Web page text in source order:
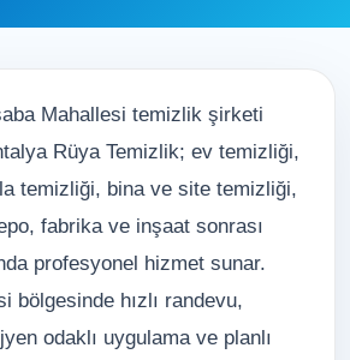
Mahallesi temizlik şirketi
Rüya Temizlik; ev temizliği,
temizliği, bina ve site temizliği,
fabrika ve inşaat sonrası
profesyonel hizmet sunar.
bölgesinde hızlı randevu,
odaklı uygulama ve planlı